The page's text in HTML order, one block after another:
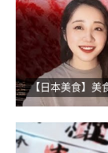
【日本美食】美